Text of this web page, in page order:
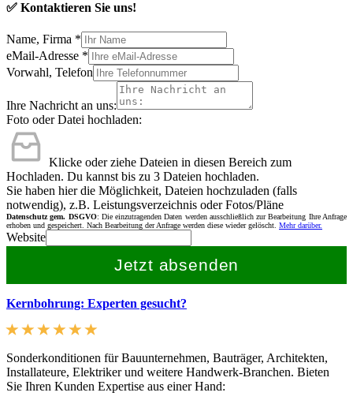
✅ Kontaktieren Sie uns!
Name, Firma *
eMail-Adresse *
Vorwahl, Telefon
Ihre Nachricht an uns:
Foto oder Datei hochladen:
Klicke oder ziehe Dateien in diesen Bereich zum
Hochladen. Du kannst bis zu 3 Dateien hochladen.
Sie haben hier die Möglichkeit, Dateien hochzuladen (falls
notwendig), z.B. Leistungsverzeichnis oder Fotos/Pläne
Datenschutz gem. DSGVO: Die einzutragenden Daten werden ausschließlich zur Bearbeitung Ihre Anfrage
erhoben und gespeichert. Nach Bearbeitung der Anfrage werden diese wieder gelöscht. Mehr darüber.
Website
Jetzt absenden
Kernbohrung: Experten gesucht?
Sonderkonditionen für Bauunternehmen, Bauträger, Architekten,
Installateure, Elektriker und weitere Handwerk-Branchen. Bieten
Sie Ihren Kunden Expertise aus einer Hand: